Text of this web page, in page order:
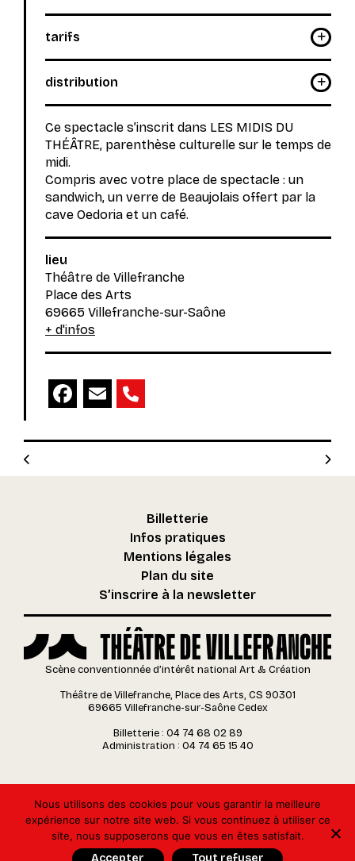
tarifs
distribution
Ce spectacle s’inscrit dans LES MIDIS DU
THÉÂTRE, parenthèse culturelle sur le temps de
midi.
Compris avec votre place de spectacle : un
sandwich, un verre de Beaujolais offert par la
cave Oedoria et un café.
lieu
Théâtre de Villefranche
Place des Arts
69665 Villefranche-sur-Saône
+ d'infos
Billetterie
Infos pratiques
Mentions légales
Plan du site
S’inscrire à la newsletter
Scène conventionnée d’intérêt national Art & Création
Théâtre de Villefranche, Place des Arts, CS 90301
69665 Villefranche-sur-Saône Cedex
Billetterie : 04 74 68 02 89
Administration : 04 74 65 15 40
Nous utilisons des cookies pour vous garantir la meilleure
expérience sur notre site web. Si vous continuez à utiliser ce
site, nous supposerons que vous en êtes satisfait.
Accepter Tout refuser